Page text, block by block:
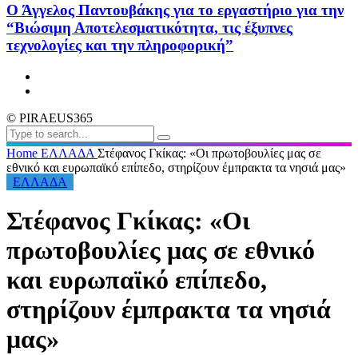
Ο Άγγελος Παντουβάκης για το εργαστήριο για την
“Βιώσιμη Αποτελεσματικότητα, τις έξυπνες
τεχνολογίες και την πληροφορική”
© PIRAEUS365
Home ΕΛΛΑΔΑ Στέφανος Γκίκας: «Οι πρωτοβουλίες μας σε
εθνικό και ευρωπαϊκό επίπεδο, στηρίζουν έμπρακτα τα νησιά μας»
ΕΛΛΑΔΑ
Στέφανος Γκίκας: «Οι
πρωτοβουλίες μας σε εθνικό
και ευρωπαϊκό επίπεδο,
στηρίζουν έμπρακτα τα νησιά
μας»